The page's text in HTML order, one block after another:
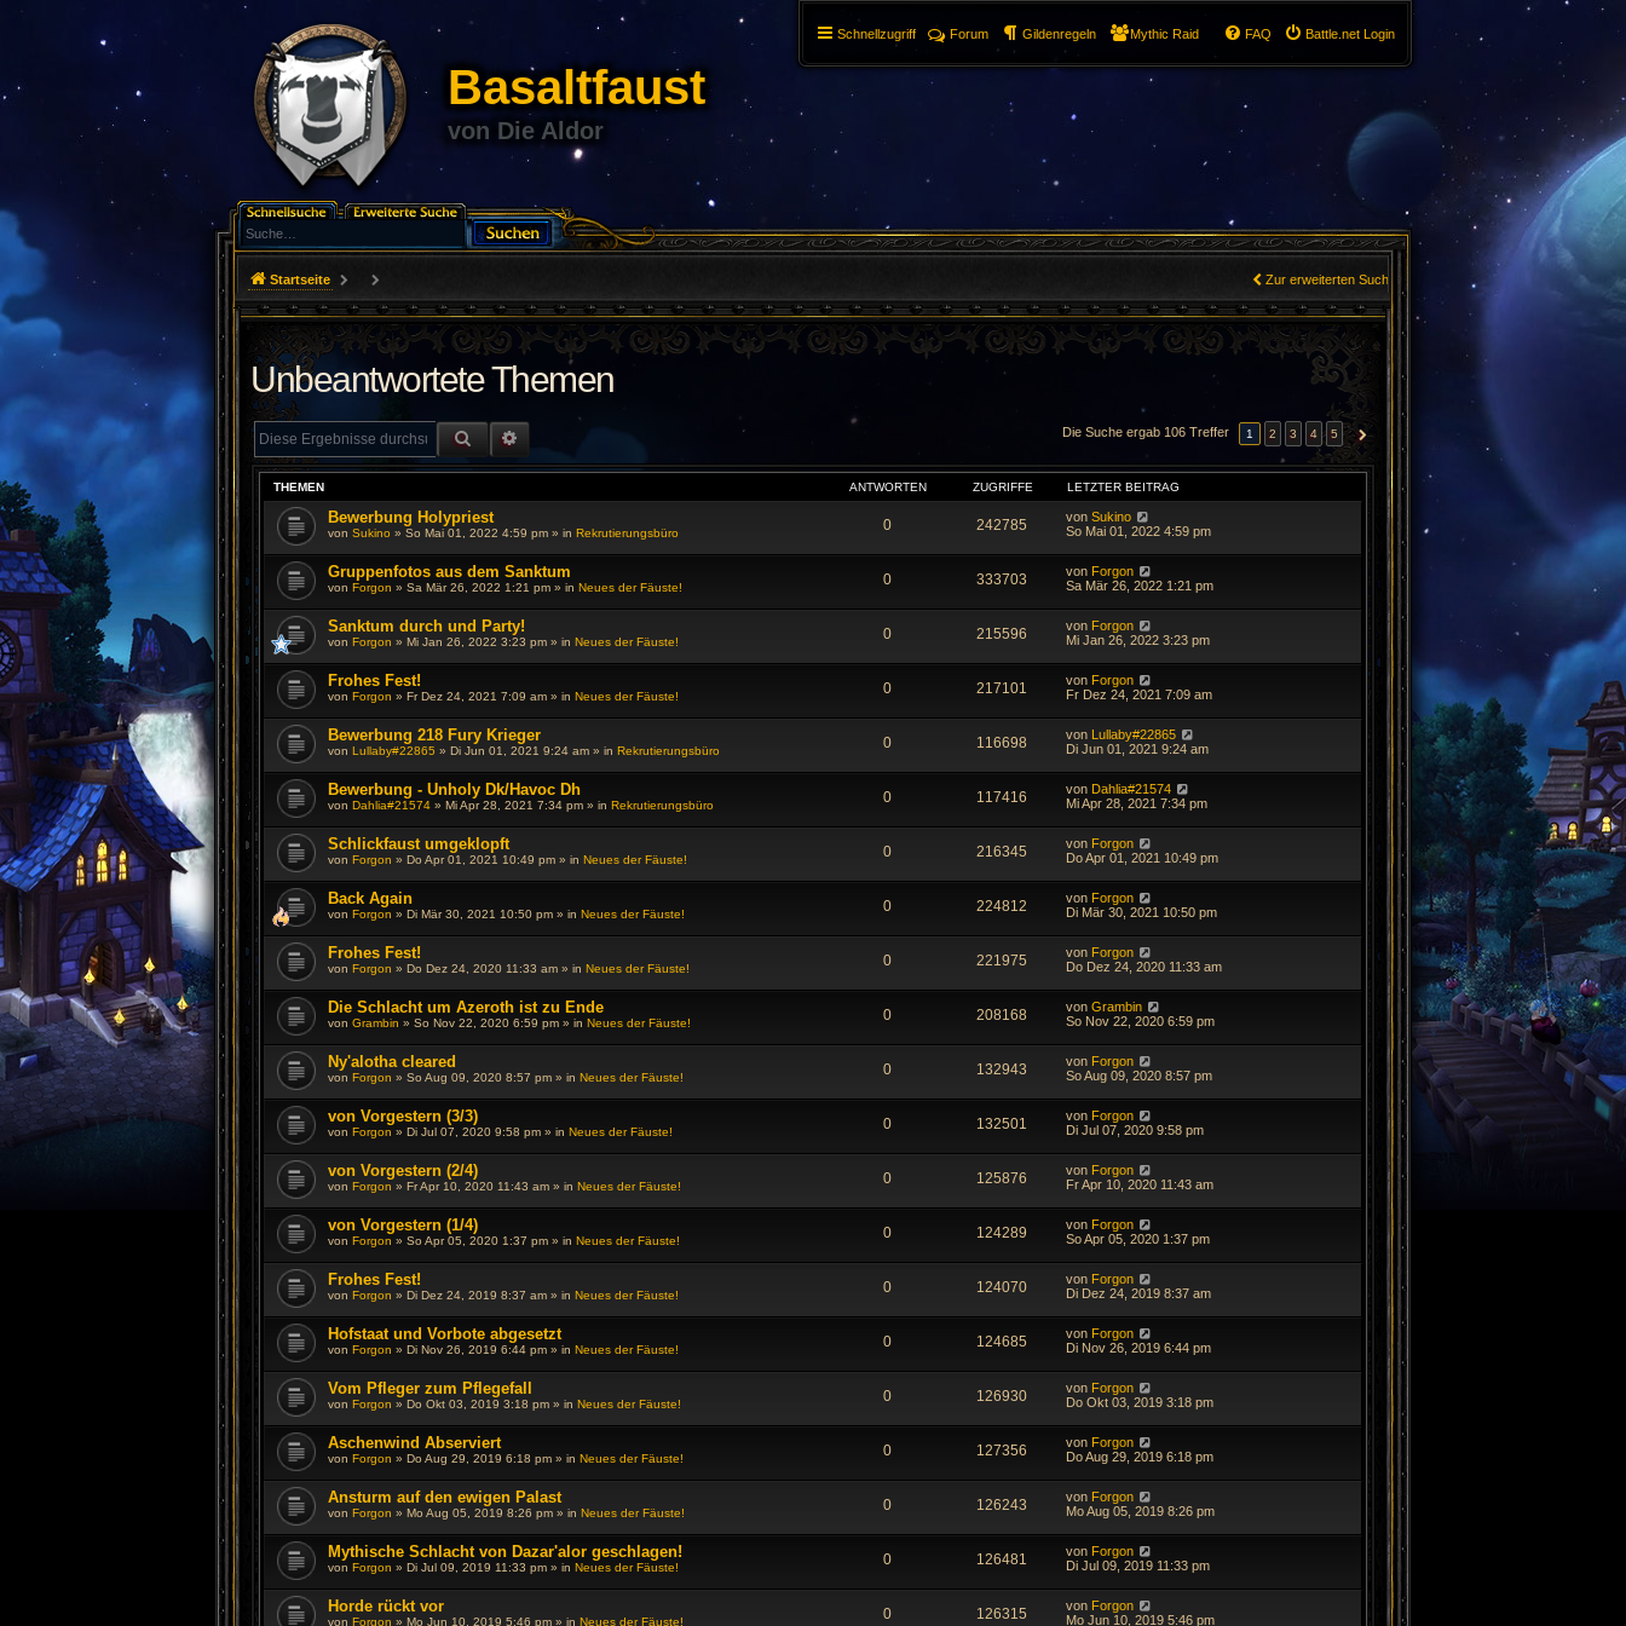
Basaltfaust
von Die Aldor
Schnellzugriff Battle.net Login
FAQ
Forum Gildenregeln Mythic Raid
Startseite Zur erweiterten Suche
Unbeantwortete Themen
SUCHE Die Suche ergab 106 Treffer 1 2 3 4 5 NÄCHSTE
THEMEN ANTWORTEN ZUGRIFFE LETZTER BEITRAG
Bewerbung Holypriest
von Sukino » So Mai 01, 2022 4:59 pm » in Rekrutierungsbüro 0 242785 von Sukino
So Mai 01, 2022 4:59 pm
Gruppenfotos aus dem Sanktum
von Forgon » Sa Mär 26, 2022 1:21 pm » in Neues der Fäuste! 0 333703 von Forgon
Sa Mär 26, 2022 1:21 pm
Sanktum durch und Party!
von Forgon » Mi Jan 26, 2022 3:23 pm » in Neues der Fäuste! 0 215596 von Forgon
Mi Jan 26, 2022 3:23 pm
Frohes Fest!
von Forgon » Fr Dez 24, 2021 7:09 am » in Neues der Fäuste! 0 217101 von Forgon
Fr Dez 24, 2021 7:09 am
Bewerbung 218 Fury Krieger
von Lullaby#22865 » Di Jun 01, 2021 9:24 am » in Rekrutierungsbüro 0 116698 von Lullaby#22865
Di Jun 01, 2021 9:24 am
Bewerbung - Unholy Dk/Havoc Dh
von Dahlia#21574 » Mi Apr 28, 2021 7:34 pm » in Rekrutierungsbüro 0 117416 von Dahlia#21574
Mi Apr 28, 2021 7:34 pm
Schlickfaust umgeklopft
von Forgon » Do Apr 01, 2021 10:49 pm » in Neues der Fäuste! 0 216345 von Forgon
Do Apr 01, 2021 10:49 pm
Back Again
von Forgon » Di Mär 30, 2021 10:50 pm » in Neues der Fäuste! 0 224812 von Forgon
Di Mär 30, 2021 10:50 pm
Frohes Fest!
von Forgon » Do Dez 24, 2020 11:33 am » in Neues der Fäuste! 0 221975 von Forgon
Do Dez 24, 2020 11:33 am
Die Schlacht um Azeroth ist zu Ende
von Grambin » So Nov 22, 2020 6:59 pm » in Neues der Fäuste! 0 208168 von Grambin
So Nov 22, 2020 6:59 pm
Ny'alotha cleared
von Forgon » So Aug 09, 2020 8:57 pm » in Neues der Fäuste! 0 132943 von Forgon
So Aug 09, 2020 8:57 pm
von Vorgestern (3/3)
von Forgon » Di Jul 07, 2020 9:58 pm » in Neues der Fäuste! 0 132501 von Forgon
Di Jul 07, 2020 9:58 pm
von Vorgestern (2/4)
von Forgon » Fr Apr 10, 2020 11:43 am » in Neues der Fäuste! 0 125876 von Forgon
Fr Apr 10, 2020 11:43 am
von Vorgestern (1/4)
von Forgon » So Apr 05, 2020 1:37 pm » in Neues der Fäuste! 0 124289 von Forgon
So Apr 05, 2020 1:37 pm
Frohes Fest!
von Forgon » Di Dez 24, 2019 8:37 am » in Neues der Fäuste! 0 124070 von Forgon
Di Dez 24, 2019 8:37 am
Hofstaat und Vorbote abgesetzt
von Forgon » Di Nov 26, 2019 6:44 pm » in Neues der Fäuste! 0 124685 von Forgon
Di Nov 26, 2019 6:44 pm
Vom Pfleger zum Pflegefall
von Forgon » Do Okt 03, 2019 3:18 pm » in Neues der Fäuste! 0 126930 von Forgon
Do Okt 03, 2019 3:18 pm
Aschenwind Abserviert
von Forgon » Do Aug 29, 2019 6:18 pm » in Neues der Fäuste! 0 127356 von Forgon
Do Aug 29, 2019 6:18 pm
Ansturm auf den ewigen Palast
von Forgon » Mo Aug 05, 2019 8:26 pm » in Neues der Fäuste! 0 126243 von Forgon
Mo Aug 05, 2019 8:26 pm
Mythische Schlacht von Dazar'alor geschlagen!
von Forgon » Di Jul 09, 2019 11:33 pm » in Neues der Fäuste! 0 126481 von Forgon
Di Jul 09, 2019 11:33 pm
Horde rückt vor
von Forgon » Mo Jun 10, 2019 5:46 pm » in Neues der Fäuste! 0 126315 von Forgon
Mo Jun 10, 2019 5:46 pm